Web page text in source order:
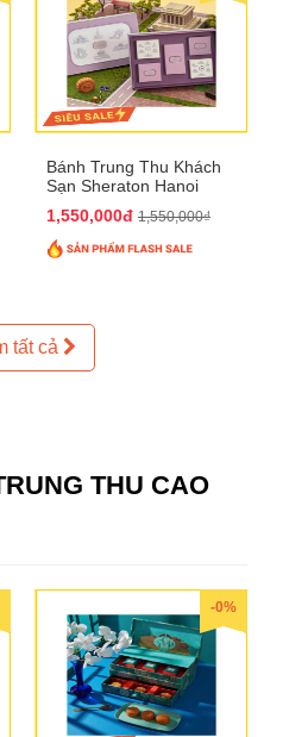
Bánh Trung Thu Khách
Sạn Sheraton Hanoi
1,550,000đ 1,550,000₫
tất cả
THU CAO
-0%